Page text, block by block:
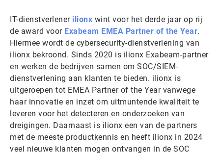
IT-dienstverlener ilionx wint voor het derde jaar op rij
de award voor Exabeam EMEA Partner of the Year.
Hiermee wordt de cybersecurity-dienstverlening van
ilionx bekroond. Sinds 2020 is ilionx Exabeam-partner
en werken de bedrijven samen om SOC/SIEM-
dienstverlening aan klanten te bieden. ilionx is
uitgeroepen tot EMEA Partner of the Year vanwege
haar innovatie en inzet om uitmuntende kwaliteit te
leveren voor het detecteren en onderzoeken van
dreigingen. Daarnaast is ilionx een van de partners
met de meeste productkennis en heeft ilionx in 2024
veel nieuwe klanten mogen ontvangen in de SOC